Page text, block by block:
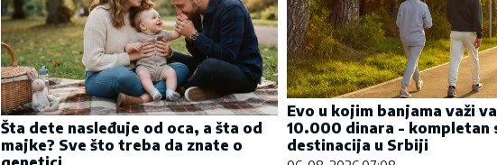
Šta dete nasleđuje od oca, a šta od
majke? Sve što treba da znate o
Evo u kojim banjama važi
10.000 dinara - kompletan
destinacija u Srbiji